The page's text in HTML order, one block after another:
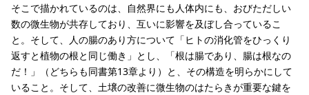
そこで描かれているのは、自然界にも人体内にも、おびただしい
数の微生物が共存しており、互いに影響を及ぼし合っているこ
と。そして、人の腸のあり方について「ヒトの消化管をひっくり
返すと植物の根と同じ働き」とし、「根は腸であり、腸は根なの
だ！」（どちらも同書第13章より）と、その構造を明らかにして
いること。そして、土壌の改善に微生物のはたらきが重要な鍵を